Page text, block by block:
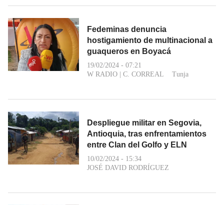
Fedeminas denuncia
hostigamiento de multinacional a
guaqueros en Boyacá
19/02/2024 - 07:21
W RADIO | C. CORREAL Tunja
Despliegue militar en Segovia,
Antioquia, tras enfrentamientos
entre Clan del Golfo y ELN
10/02/2024 - 15:34
JOSÉ DAVID RODRÍGUEZ